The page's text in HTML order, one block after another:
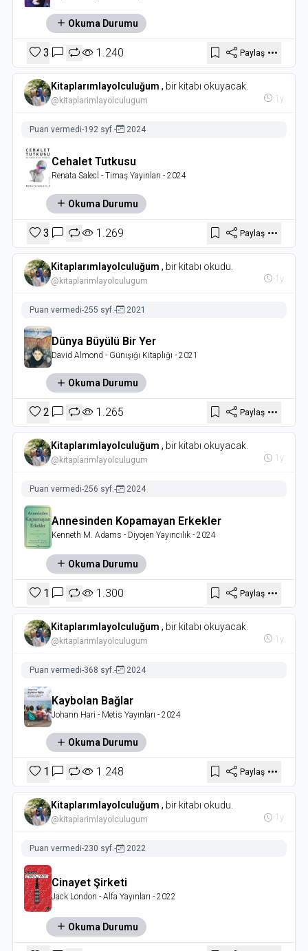
Okuma Durumu
3 1.240 Paylaş
Kitaplarımlayolculuğum , bir kitabı okuyacak.
@kitaplarimlayolculugum 1y
Puan vermedi-192 syf. - 2024
Cehalet Tutkusu
Renata Salecl - Timaş Yayınları - 2024
Okuma Durumu
3 1.269 Paylaş
Kitaplarımlayolculuğum , bir kitabı okudu.
@kitaplarimlayolculugum 1y
Puan vermedi-255 syf.- 2021
Dünya Büyülü Bir Yer
David Almond - Günışığı Kitaplığı - 2021
Okuma Durumu
2 1.265 Paylaş
Kitaplarımlayolculuğum , bir kitabı okuyacak.
@kitaplarimlayolculugum 1y
Puan vermedi-256 syf.- 2024
Annesinden Kopamayan Erkekler
Kenneth M. Adams - Diyojen Yayıncılık- 2024
Okuma Durumu
1 1.300 Paylaş
Kitaplarımlayolculuğum , bir kitabı okuyacak.
@kitaplarimlayolculugum 1y
Puan vermedi-368 syf. - 2024
Kaybolan Bağlar
Johann Hari - Metis Yayınları - 2024
Okuma Durumu
1 1.248 Paylaş
Kitaplarımlayolculuğum , bir kitabı okudu.
@kitaplarimlayolculugum 1y
Puan vermedi-230 syf.- 2022
Cinayet Şirketi
Jack London - Alfa Yayınları - 2022
Okuma Durumu